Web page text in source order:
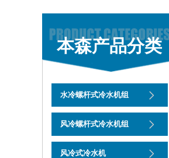
本森产品分类
水冷螺杆式冷水机组
风冷螺杆式冷水机组
风冷式冷水机